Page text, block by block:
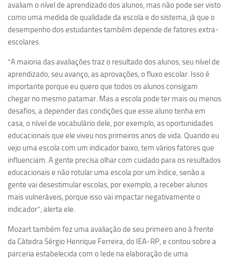
Documentos
Revista Estudos Avançados
Espaço Cultural
Contato
Newsletter
avaliam o nível de aprendizado dos alunos, mas não pode ser visto
como uma medida de qualidade da escola e do sistema, já que o
desempenho dos estudantes também depende de fatores extra-
escolares.
“A maioria das avaliações traz o resultado dos alunos, seu nível de
aprendizado, seu avanço, as aprovações, o fluxo escolar. Isso é
importante porque eu quero que todos os alunos consigam
chegar no mesmo patamar. Mas a escola pode ter mais ou menos
desafios, a depender das condições que esse aluno tenha em
casa, o nível de vocabulário dele, por exemplo, as oportunidades
educacionais que ele viveu nos primeiros anos de vida. Quando eu
vejo uma escola com um indicador baixo, tem vários fatores que
influenciam. A gente precisa olhar com cuidado para os resultados
educacionais e não rotular uma escola por um índice, senão a
gente vai desestimular escolas, por exemplo, a receber alunos
mais vulneráveis, porque isso vai impactar negativamente o
indicador”, alerta ele.
Mozart também fez uma avaliação de seu primeiro ano à frente
da Cátedra Sérgio Henrique Ferreira, do IEA-RP, e contou sobre a
parceria estabelecida com o Iede na elaboração de uma